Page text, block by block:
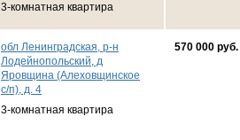
3-комнатная квартира
обл Ленинградская, р-н
Лодейнопольский, д
Яровщина (Алеховщинское
с/п), д. 4
3-комнатная квартира
570 000 руб.